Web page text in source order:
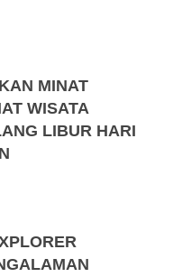
MINAT
WISATA
LIBUR HARI